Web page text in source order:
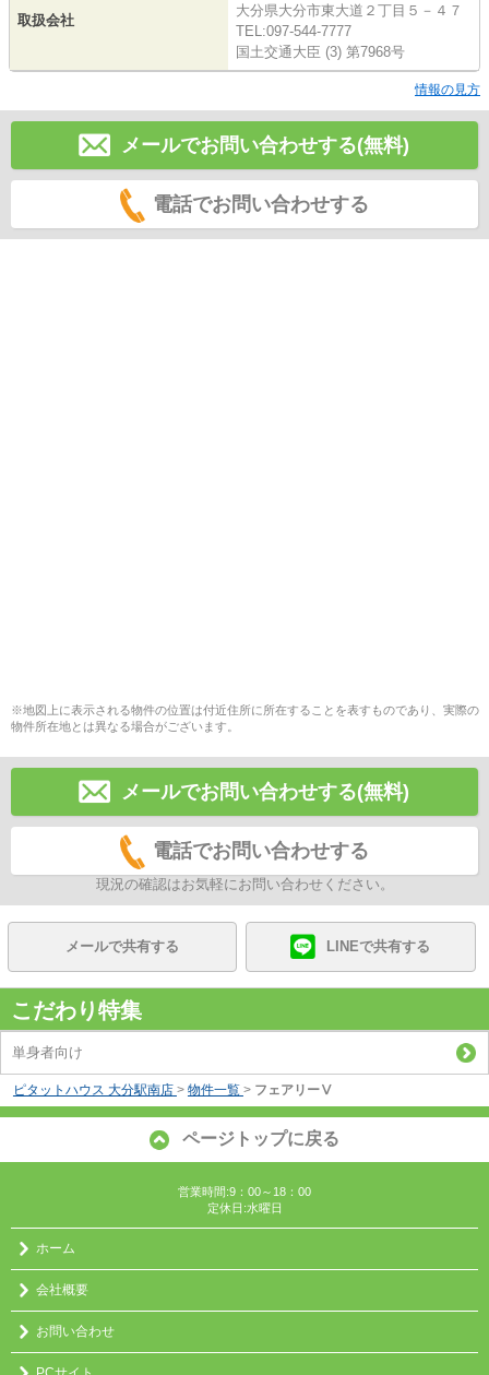
取扱会社
大分県大分市東大道２丁目５－４７
TEL:097-544-7777
国土交通大臣 (3) 第7968号
情報の見方
メールでお問い合わせする(無料)
電話でお問い合わせする
※地図上に表示される物件の位置は付近住所に所在することを表すものであり、実際の
物件所在地とは異なる場合がございます。
メールでお問い合わせする(無料)
電話でお問い合わせする
現況の確認はお気軽にお問い合わせください。
メールで共有する LINEで共有する
こだわり特集
単身者向け
ピタットハウス 大分駅南店 > 物件一覧 > フェアリーⅤ
ページトップに戻る
営業時間:9：00～18：00
定休日:水曜日
ホーム
会社概要
お問い合わせ